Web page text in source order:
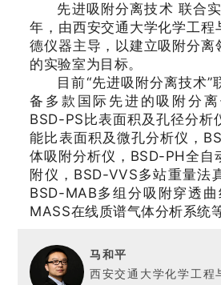
先进吸附分离技术 联合
年，由西安交通大学化学工程
德仪器主导，以建立吸附分离
的实验室为目标。
目前“先进吸附分离技术”
备多款国际先进的吸附分
BSD-PS比表面积及孔径分析
能比表面积及微孔分析仪，
体吸附分析仪，BSD-PH全自
附仪，BSD-VVS多站重量法
BSD-MAB多组分吸附穿透
MASS在线质谱气体分析系统等
马和平
西安交通大学化学工程